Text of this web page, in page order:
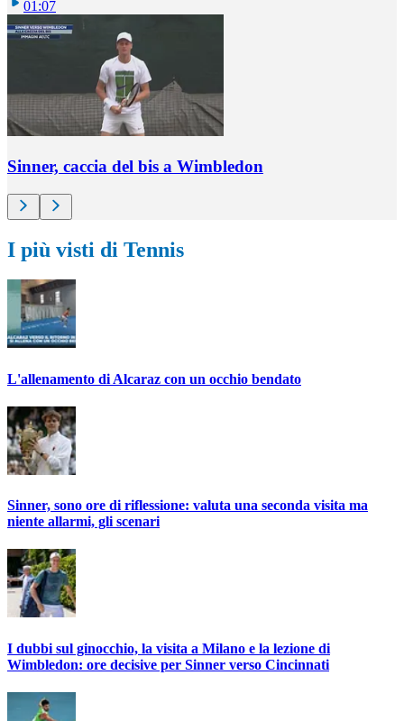
01:07
Sinner, caccia del bis a Wimbledon
I più visti di Tennis
L'allenamento di Alcaraz con un occhio bendato
Sinner, sono ore di riflessione: valuta una seconda visita ma
niente allarmi, gli scenari
I dubbi sul ginocchio, la visita a Milano e la lezione di
Wimbledon: ore decisive per Sinner verso Cincinnati